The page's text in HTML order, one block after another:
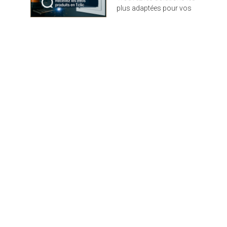
complexe est ainsi très
robuste et protège
plus adaptées pour vos